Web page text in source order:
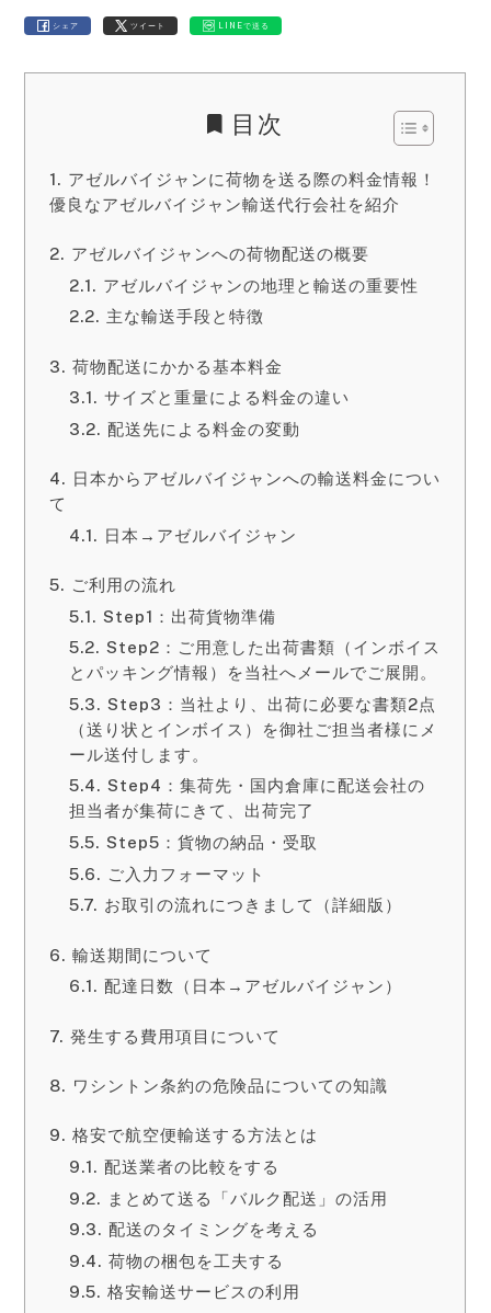
シェア ツイート LINEで送る
目次
アゼルバイジャンに荷物を送る際の料金情報！
優良なアゼルバイジャン輸送代行会社を紹介
アゼルバイジャンへの荷物配送の概要
アゼルバイジャンの地理と輸送の重要性
主な輸送手段と特徴
荷物配送にかかる基本料金
サイズと重量による料金の違い
配送先による料金の変動
日本からアゼルバイジャンへの輸送料金につい
て
日本→アゼルバイジャン
ご利用の流れ
Step1：出荷貨物準備
Step2：ご用意した出荷書類（インボイス
とパッキング情報）を当社へメールでご展開。
Step3：当社より、出荷に必要な書類2点
（送り状とインボイス）を御社ご担当者様にメ
ール送付します。
Step4：集荷先・国内倉庫に配送会社の
担当者が集荷にきて、出荷完了
Step5：貨物の納品・受取
ご入力フォーマット
お取引の流れにつきまして（詳細版）
輸送期間について
配達日数（日本→アゼルバイジャン）
発生する費用項目について
ワシントン条約の危険品についての知識
格安で航空便輸送する方法とは
配送業者の比較をする
まとめて送る「バルク配送」の活用
配送のタイミングを考える
荷物の梱包を工夫する
格安輸送サービスの利用